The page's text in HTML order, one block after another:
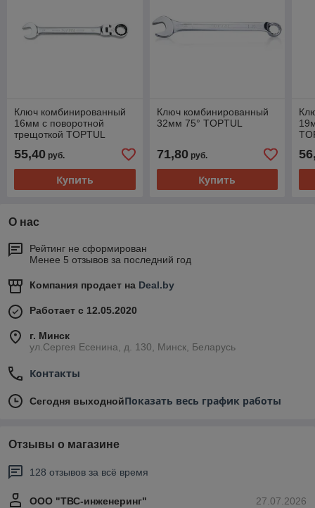
Ключ комбинированный
16мм с поворотной
трещоткой TOPTUL
55,40 руб.
Купить
Ключ комбинированный
32мм 75° TOPTUL
71,80руб.
Купить
О нас
Рейтинг не сформирован
Менее 5 отзывов за последний год
Компания продает на Deal.by
Работает с 12.05.2020
г. Минск
ул.Сергея Есенина, д. 130, Минск, Беларусь
Контакты
Сегодня выходнойПоказать весь график работы
Отзывы о магазине
128 отзывов за всё время
27.07.2026
ООО "ТВС-инженеринг"